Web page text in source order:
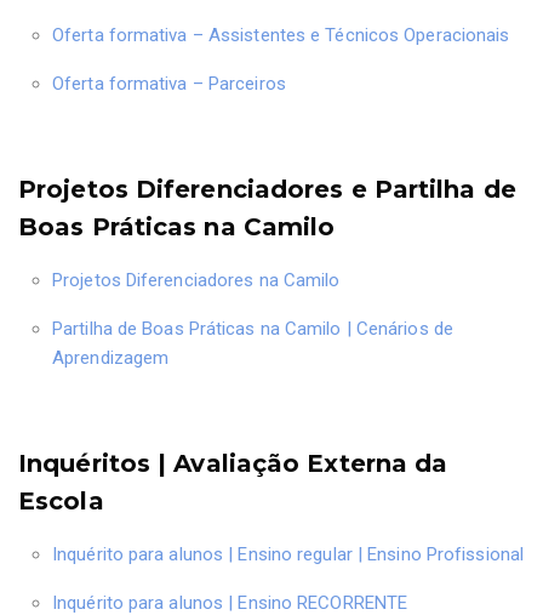
Oferta formativa – Assistentes e Técnicos Operacionais
Oferta formativa – Parceiros
Projetos Diferenciadores e Partilha de
Boas Práticas na Camilo
Projetos Diferenciadores na Camilo
Partilha de Boas Práticas na Camilo | Cenários de
Aprendizagem
Inquéritos | Avaliação Externa da
Escola
Inquérito para alunos | Ensino regular | Ensino Profissional
Inquérito para alunos | Ensino RECORRENTE